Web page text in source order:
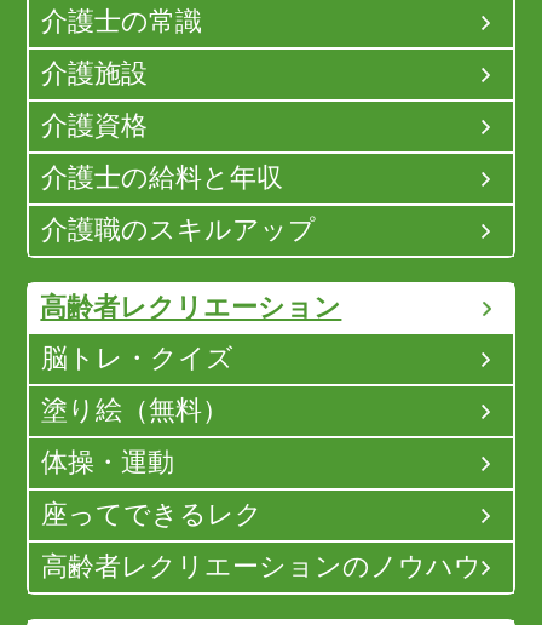
介護士の常識
介護施設
介護資格
介護士の給料と年収
介護職のスキルアップ
高齢者レクリエーション
脳トレ・クイズ
塗り絵（無料）
体操・運動
座ってできるレク
高齢者レクリエーションのノウハウ